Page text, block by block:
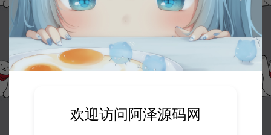
©版权免责声明
1.本站资源售价只是赞助，收取费用仅维持本站的日常运营所需。
将会第一时间解决！欢迎访问阿泽源码网